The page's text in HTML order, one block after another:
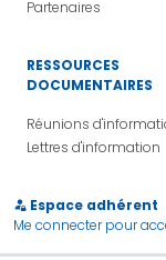
Partenaires
RESSOURCES
DOCUMENTAIRES
Réunions
Lettres d'information
Espace adhérent
Me connecter pour